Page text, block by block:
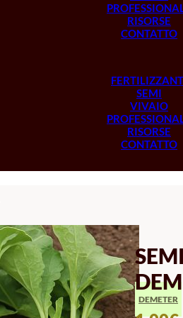
RISORSE
CONTATTO
SEMI
VIVAIO
RISORSE
CONTATTO
DEMETER